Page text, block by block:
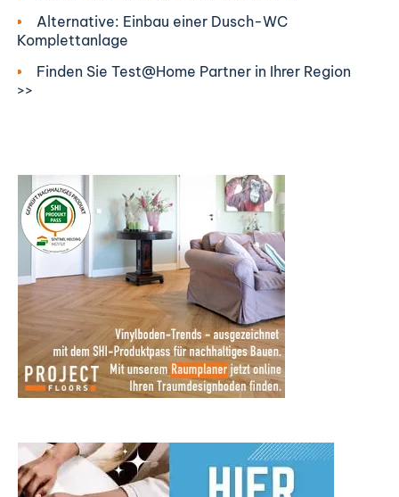
Alternative: Einbau einer Dusch-WC
Komplettanlage
Finden Sie Test@Home Partner in Ihrer Region
>>